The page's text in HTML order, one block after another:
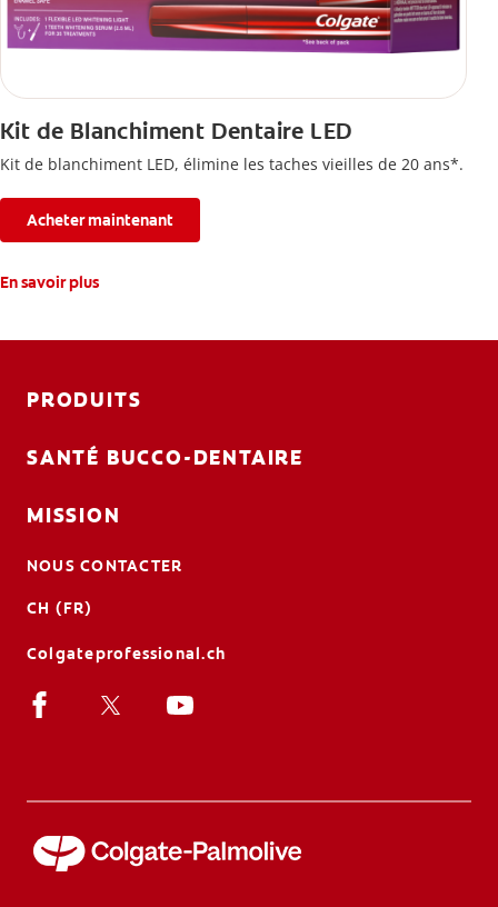
Kit de Blanchiment Dentaire LED
Kit de blanchiment LED, élimine les taches vieilles de 20 ans*.
Acheter maintenant
En savoir plus
PRODUITS
SANTÉ BUCCO-DENTAIRE
MISSION
NOUS CONTACTER
CH (FR)
Colgateprofessional.ch